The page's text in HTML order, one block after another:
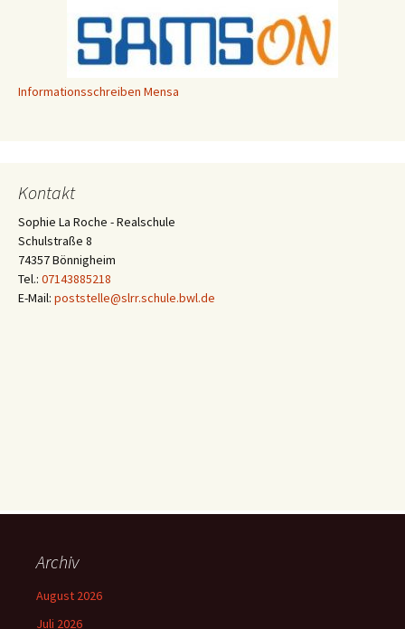
Informationsschreiben Mensa
Kontakt
Sophie La Roche - Realschule
Schulstraße 8
74357 Bönnigheim
Tel.: 07143885218
E-Mail: poststelle@slrr.schule.bwl.de
Archiv
August 2026
Juli 2026